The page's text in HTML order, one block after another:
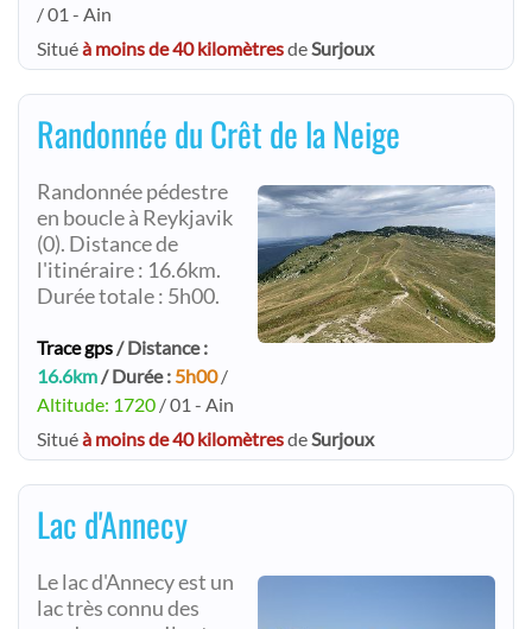
/ 01 - Ain
Situéà moins de 40 kilomètresde Surjoux
Randonnée du Crêt de la Neige
Randonnée pédestre
en boucle à Reykjavik
(0). Distance de
l'itinéraire : 16.6km.
Durée totale : 5h00.
Trace gps / Distance :
16.6km / Durée : 5h00/
Altitude: 1720 / 01 - Ain
Situéà moins de 40 kilomètresde Surjoux
Lac d'Annecy
Le lac d'Annecy est un
lac très connu des